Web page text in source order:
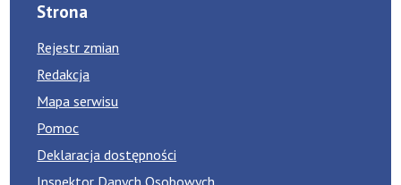
Strona
Rejestr zmian
Redakcja
Mapa serwisu
Pomoc
Deklaracja dostępności
Inspektor Danych Osobowych